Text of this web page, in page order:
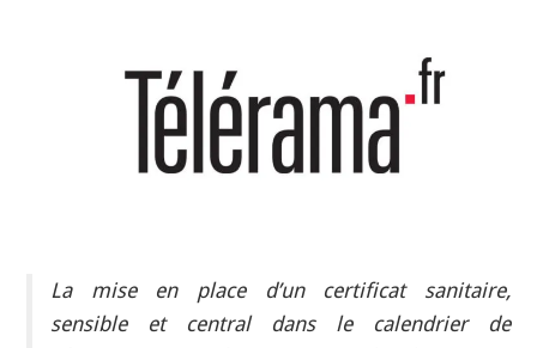
La mise en place d’un certificat sanitaire,
sensible et central dans le calendrier de